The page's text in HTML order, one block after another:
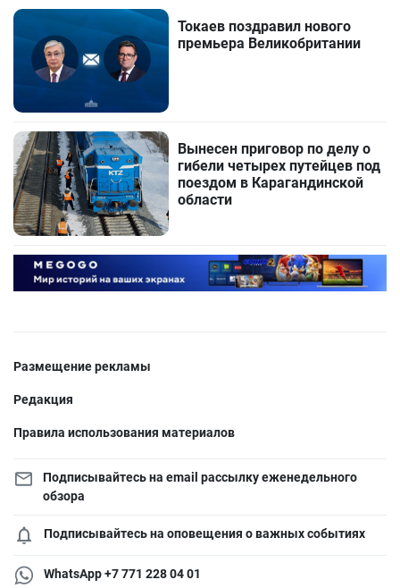
Токаев поздравил нового
премьера Великобритании
Вынесен приговор по делу о
гибели четырех путейцев под
поездом в Карагандинской
области
Размещение рекламы
Редакция
Правила использования материалов
Подписывайтесь на email рассылку еженедельного
обзора
Подписывайтесь на оповещения о важных событиях
WhatsApp +7 771 228 04 01